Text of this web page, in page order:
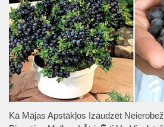
Kā Mājas Apstākļos Izaudzēt